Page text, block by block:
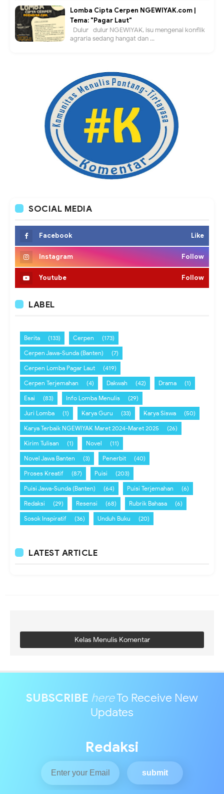
Lomba Cipta Cerpen NGEWIYAK.com |
Tema: "Pagar Laut"
Dulur- dulur NGEWIYAK, isu mengenai konflik
agraria sedang hangat dan ...
SOCIAL MEDIA
Facebook Like
Instagram Follow
Youtube Follow
LABEL
Berita (133) Cerpen
(173)
Cerpen Jawa-Sunda (Banten)
(7)
Cerpen Lomba Pagar Laut
(419)
Cerpen Terjemahan
(4) Dakwah (42) Drama
(1)
Esai
(83) Info Lomba Menulis
(29)
Juri Lomba
(1) Karya Guru (33) Karya Siswa
(50)
Karya Terbaik NGEWIYAK Maret 2024-Maret 2025
(26)
Kirim Tulisan
(1) Novel
(11)
Novel Jawa Banten
(3) Penerbit
(40)
Proses Kreatif
(87) Puisi
(203)
Puisi Jawa-Sunda (Banten)
(64) Puisi Terjemahan
(6)
Redaksi
(29) Resensi (68) Rubrik Bahasa
(6)
Sosok Inspiratif
(36) Unduh Buku (20)
LATEST ARTICLE
Kelas Menulis Komentar
SUBSCRIBE hereTo Receive New
Updates
Redaksi